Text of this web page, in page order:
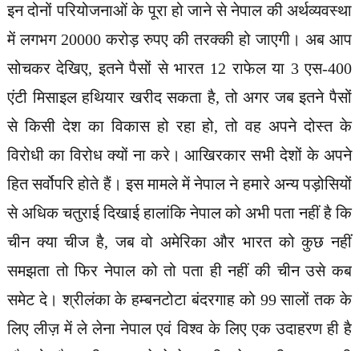
इन दोनों परियोजनाओं के पूरा हो जाने से नेपाल की अर्थव्यवस्था
में लगभग 20000 करोड़ रुपए की तरक्की हो जाएगी। अब आप
सोचकर देखिए, इतने पैसों से भारत 12 राफेल या 3 एस-400
एंटी मिसाइल हथियार खरीद सकता है, तो अगर जब इतने पैसों
से किसी देश का विकास हो रहा हो, तो वह अपने दोस्त के
विरोधी का विरोध क्यों ना करे। आखिरकार सभी देशों के अपने
हित सर्वोपरि होते हैं। इस मामले में नेपाल ने हमारे अन्य पड़ोसियों
से अधिक चतुराई दिखाई हालांकि नेपाल को अभी पता नहीं है कि
चीन क्या चीज है, जब वो अमेरिका और भारत को कुछ नहीं
समझता तो फिर नेपाल को तो पता ही नहीं की चीन उसे कब
समेट दे। श्रीलंका के हम्बनटोटा बंदरगाह को 99 सालों तक के
लिए लीज़ में ले लेना नेपाल एवं विश्व के लिए एक उदाहरण ही है